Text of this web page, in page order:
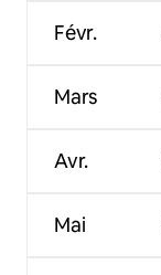
Févr.
Mars
Avr.
Mai